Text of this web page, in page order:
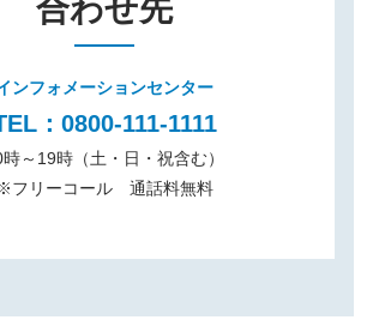
合わせ先
ンフォメーションセンター
：0800-111-1111
時～19時（土・日・祝含む）
フリーコール 通話料無料